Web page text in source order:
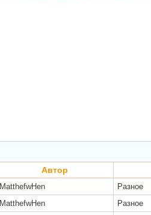
Автор
MatthefwHen Разное
MatthefwHen Разное